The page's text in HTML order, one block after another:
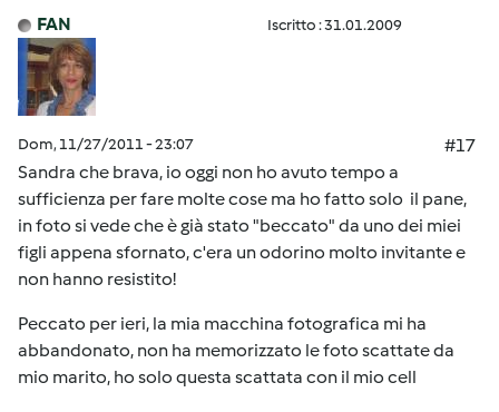
FAN Iscritto : 31.01.2009
Dom, 11/27/2011 - 23:07
#17
Sandra che brava, io oggi non ho avuto tempo a
sufficienza per fare molte cose ma ho fatto solo il pane,
in foto si vede che è già stato "beccato" da uno dei miei
figli appena sfornato, c'era un odorino molto invitante e
non hanno resistito!
Peccato per ieri, la mia macchina fotografica mi ha
abbandonato, non ha memorizzato le foto scattate da
mio marito, ho solo questa scattata con il mio cell